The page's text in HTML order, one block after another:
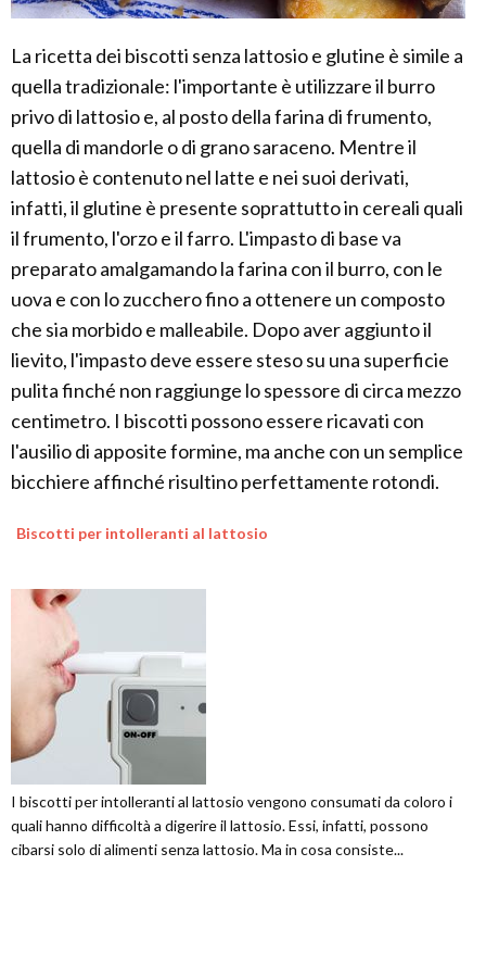
La ricetta dei biscotti senza lattosio e glutine è simile a
quella tradizionale: l'importante è utilizzare il burro
privo di lattosio e, al posto della farina di frumento,
quella di mandorle o di grano saraceno. Mentre il
lattosio è contenuto nel latte e nei suoi derivati,
infatti, il glutine è presente soprattutto in cereali quali
il frumento, l'orzo e il farro. L'impasto di base va
preparato amalgamando la farina con il burro, con le
uova e con lo zucchero fino a ottenere un composto
che sia morbido e malleabile. Dopo aver aggiunto il
lievito, l'impasto deve essere steso su una superficie
pulita finché non raggiunge lo spessore di circa mezzo
centimetro. I biscotti possono essere ricavati con
l'ausilio di apposite formine, ma anche con un semplice
bicchiere affinché risultino perfettamente rotondi.
Biscotti per intolleranti al lattosio
I biscotti per intolleranti al lattosio vengono consumati da coloro i
quali hanno difficoltà a digerire il lattosio. Essi, infatti, possono
cibarsi solo di alimenti senza lattosio. Ma in cosa consiste...